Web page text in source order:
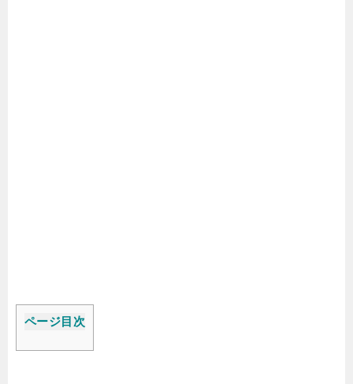
ページ目次